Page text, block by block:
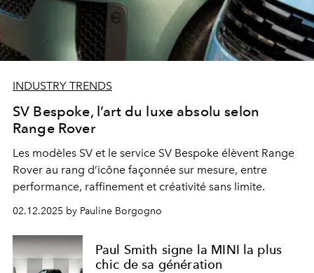
INDUSTRY TRENDS
SV Bespoke, l’art du luxe absolu selon
Range Rover
Les modèles SV et le service SV Bespoke élèvent Range
Rover au rang d’icône façonnée sur mesure, entre
performance, raffinement et créativité sans limite.
02.12.2025 by Pauline Borgogno
Paul Smith signe la MINI la plus
chic de sa génération